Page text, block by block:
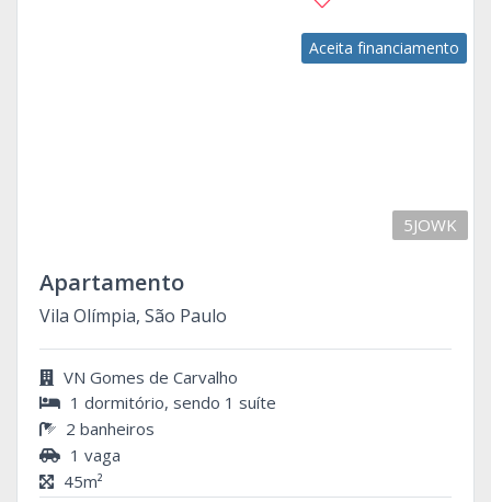
Aceita financiamento
5JOWK
Apartamento
Vila Olímpia, São Paulo
VN Gomes de Carvalho
1 dormitório, sendo 1 suíte
2 banheiros
1 vaga
45m²